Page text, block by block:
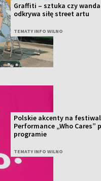
Graffiti – sztuka czy
odkrywa siłę street artu
TEMATY INFO WILNO
Polskie akcenty na
Performance „Who Cares”
programie
TEMATY INFO WILNO